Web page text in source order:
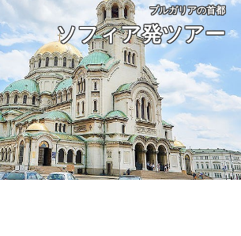
ブルガリアの首都
ソフィア発ツアー